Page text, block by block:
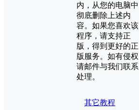
内，从您的电脑中
彻底删除上述内
容。如果您喜欢该
程序，请支持正
版，得到更好的正
版服务。如有侵权
请邮件与我们联系
处理。
其它教程